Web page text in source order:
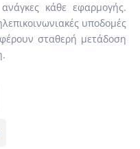
κάθε εφαρμογής.
υποδομές
σταθερή μετάδοση